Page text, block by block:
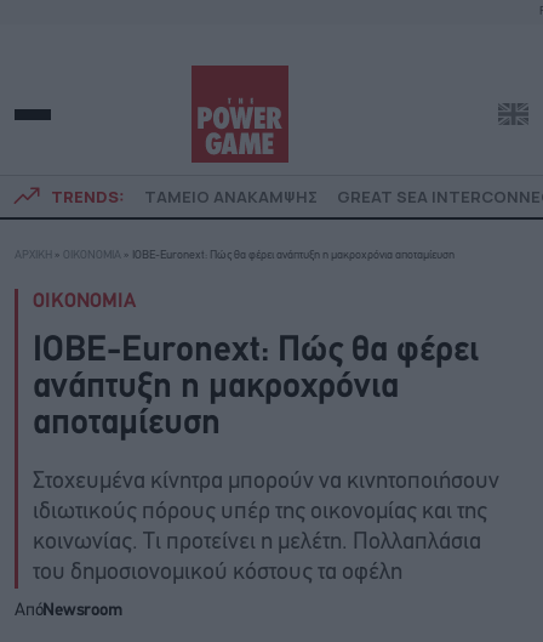
TRENDS: ΤΑΜΕΙΟ ΑΝΑΚΑΜΨΗΣ GREAT SEA
ΑΡΧΙΚΗ » ΟΙΚΟΝΟΜΙΑ » ΙΟΒΕ-Euronext: Πώς θα φέρει ανάπτυξη η μακροχρόνια αποταμίευση
ΟΙΚΟΝΟΜΙΑ
ΙΟΒΕ-Euronext: Πώς θα φέρει
ανάπτυξη η μακροχρόνια
αποταμίευση
Στοχευμένα κίνητρα μπορούν να κινητοποιήσουν
ιδιωτικούς πόρους υπέρ της οικονομίας και της
κοινωνίας. Τι προτείνει η μελέτη. Πολλαπλάσια
του δημοσιονομικού κόστους τα οφέλη
ΑπόNewsroom